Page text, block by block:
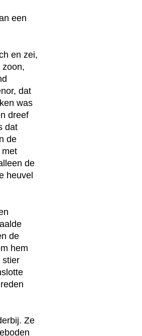
een
en zei,
zoon,
dat
was
dreef
dat
de
met
de
heuvel
de
hem
stier
Ze